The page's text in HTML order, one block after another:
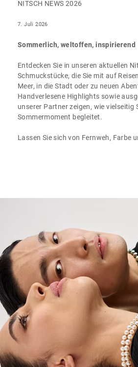
NITSCH NEWS 2026
7. Juli 2026
Sommerlich, weltoffen, inspirierend
Entdecken Sie in unseren aktuellen
Schmuckstücke, die Sie mit auf
Meer, in die Stadt oder zu neuen
Handverlesene Highlights sowie
unserer Partner zeigen, wie vielseitig
Sommermoment begleitet.
Lassen Sie sich von Fernweh, Farbe